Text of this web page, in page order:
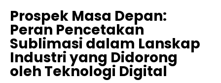
Prospek Masa Depan:
Peran Pencetakan
Sublimasi dalam Lanskap
Industri yang Didorong
oleh Teknologi Digital